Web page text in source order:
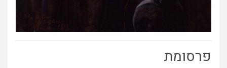
פרסומת